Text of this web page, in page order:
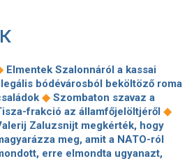
Elmentek Szalonnáról a kassai
bódévárosból beköltöző roma
◆ Szombaton szavaz a
frakció az államfőjelöltjéről ◆
Zaluzsnijt megkérték, hogy
meg, amit a NATO-ról
erre elmondta ugyanazt,